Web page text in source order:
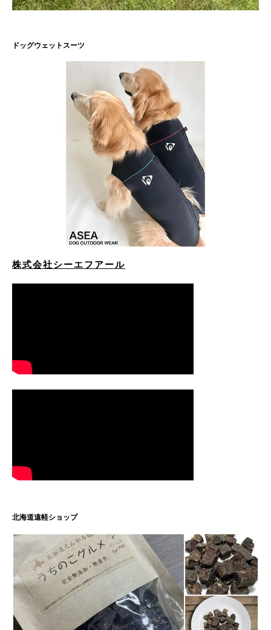
ドッグウェットスーツ
株式会社シーエフアール
北海道遠軽ショップ